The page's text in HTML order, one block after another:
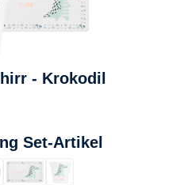
- Krokodil
Set-Artikel